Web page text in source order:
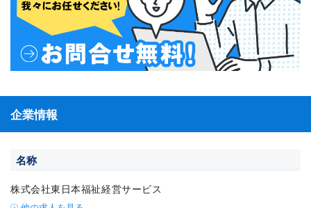
企業情報
名称
株式会社東日本福祉経営サービス